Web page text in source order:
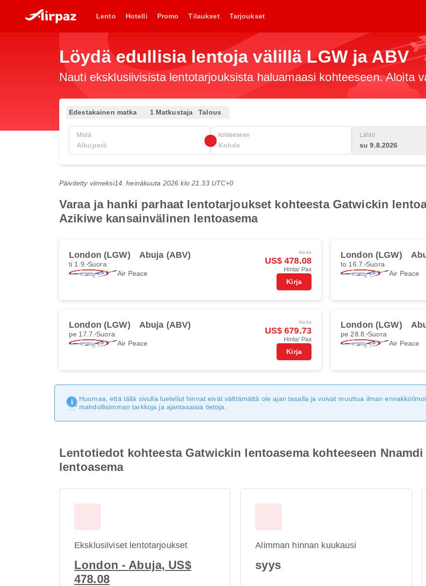
Lento Hotelli Promo Tilaukset Tarjoukset
Löydä edullisia lentoja välillä LGW ja ABV
Nauti eksklusiivisista lentotarjouksista haluamaasi kohteeseen. Aloita
Edestakainen matka 1 Matkustaja Talous
Mistä kohteeseen Lähtö
su 9.8.2026
Päivitetty viimeksi14. heinäkuuta 2026 klo 21.33 UTC+0
Varaa ja hanki parhaat lentotarjoukset kohteesta Gatwickin
Azikiwe kansainvälinen lentoasema
London (LGW) Abuja (ABV)
ti 1.9. Suora
Air Peace
Aloita
US$ 478.08
Hinta/ Pax
Kirja
London (LGW)
to 16.7. Suora
Air Peace
London (LGW) Abuja (ABV)
pe 17.7. Suora
Air Peace
Aloita
US$ 679.73
Hinta/ Pax
Kirja
London (LGW)
pe 28.8. Suora
Air Peace
Huomaa, että tällä sivulla luetellut hinnat eivät välttämättä ole ajan tasalla ja voivat muuttua ilman
mahdollisimman tarkkoja ja ajantasaisia tietoja.
Lentotiedot kohteesta Gatwickin lentoasema kohteeseen
lentoasema
Eksklusiiviset lentotarjoukset
London - Abuja, US$
478.08
Alimman hinnan kuukausi
syys